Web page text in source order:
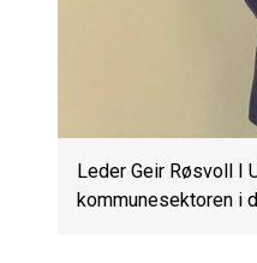
Leder Geir Røsvoll I
kommunesektoren i